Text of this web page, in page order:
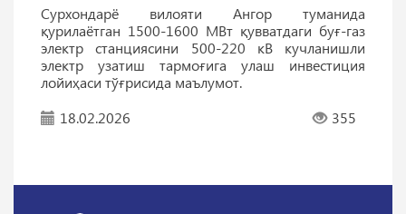
Сурхондарё вилояти Ангор туманида
қурилаётган 1500-1600 МВт қувватдаги буғ-газ
электр станциясини 500-220 кВ кучланишли
электр узатиш тармоғига улаш инвестиция
лойиҳаси тўғрисида маълумот.
18.02.2026
355